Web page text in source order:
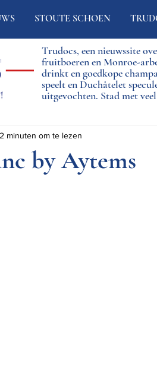
STOUTE SCHOEN
Trudocs, een nieuwssite
fruitboeren en Monroe-
drinkt en goedkope
speelt en Duchâtelet
uitgevochten. Stad met
by Aytems
2 minuten om te lezen